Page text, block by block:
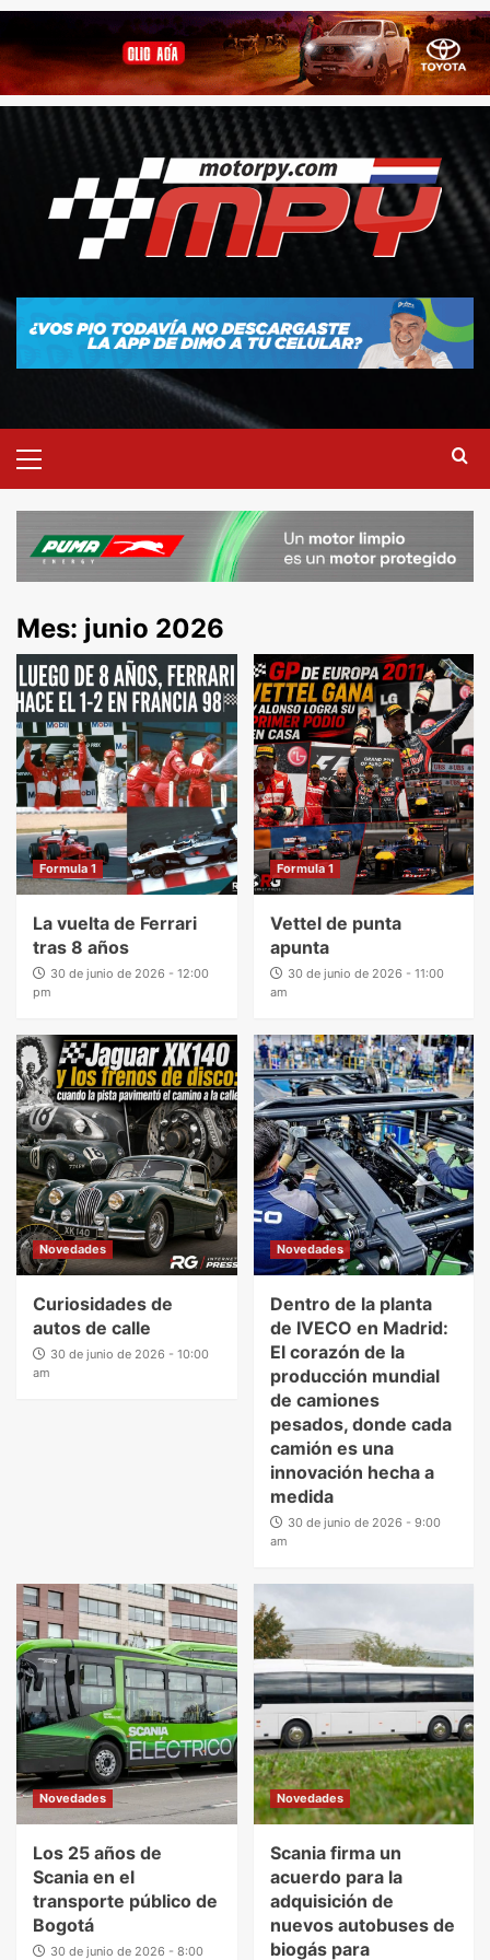
Mes: junio 2026
Formula 1
La vuelta de Ferrari
tras 8 años
30 de junio de 2026 - 12:00
pm
Formula 1
Vettel de punta
apunta
30 de junio de 2026 - 11:00
am
Novedades
Curiosidades de
autos de calle
30 de junio de 2026 - 10:00
am
Novedades
Dentro de la planta
de IVECO en Madrid:
El corazón de la
producción mundial
de camiones
pesados, donde cada
camión es una
innovación hecha a
medida
30 de junio de 2026 - 9:00
am
Novedades
Los 25 años de
Scania en el
transporte público de
Bogotá
30 de junio de 2026 - 8:00
Novedades
Scania firma un
acuerdo para la
adquisición de
nuevos autobuses de
biogás para